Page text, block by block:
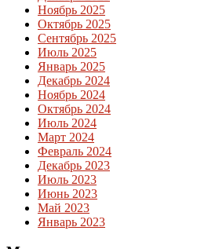
Ноябрь 2025
Октябрь 2025
Сентябрь 2025
Июль 2025
Январь 2025
Декабрь 2024
Ноябрь 2024
Октябрь 2024
Июль 2024
Март 2024
Февраль 2024
Декабрь 2023
Июль 2023
Июнь 2023
Май 2023
Январь 2023